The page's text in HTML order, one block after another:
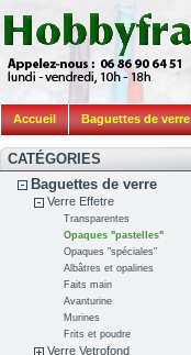
Accueil Baguettes de verre
CATÉGORIES
Baguettes de verre
Verre Effetre
Transparentes
Opaques "pastelles"
Opaques "spéciales"
Albâtres et opalines
Faits main
Avanturine
Murines
Frits et poudre
Verre Vetrofond